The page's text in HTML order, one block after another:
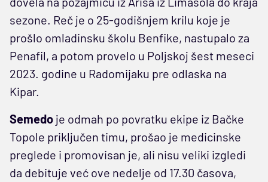
sezone. Reč je o 25-godišnjem krilu koje je
prošlo omladinsku školu Benfike, nastupalo za
Penafil, a potom provelo u Poljskoj šest meseci
2023. godine u Radomijaku pre odlaska na
Kipar.
Semedo je odmah po povratku ekipe iz Bačke
Topole priključen timu, prošao je medicinske
preglede i promovisan je, ali nisu veliki izgledi
da debituje već ove nedelje od 17.30 časova,